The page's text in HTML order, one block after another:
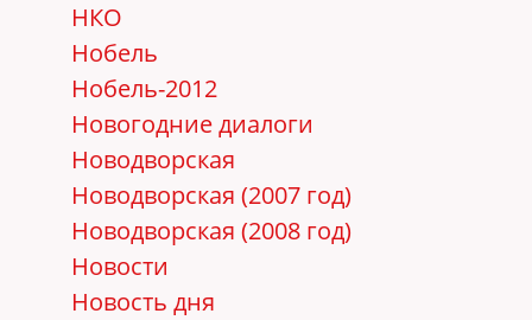
НКО
Нобель
Нобель-2012
Новогодние диалоги
Новодворская
Новодворская (2007 год)
Новодворская (2008 год)
Новости
Новость дня